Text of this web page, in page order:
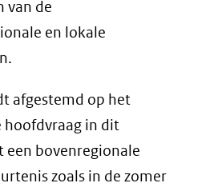
van de
en lokale
afgestemd op het
in dit
een bovenregionale
zoals in de zomer